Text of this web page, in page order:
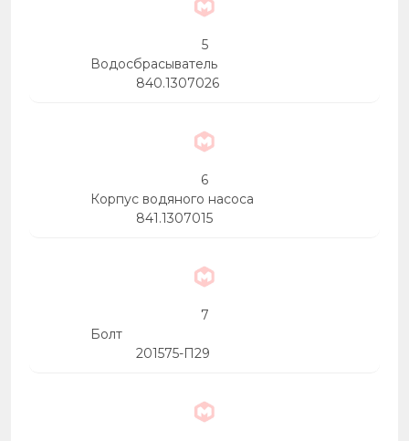
5
Водосбрасыватель
840.1307026
6
Корпус водяного насоса
841.1307015
7
Болт
201575-П29